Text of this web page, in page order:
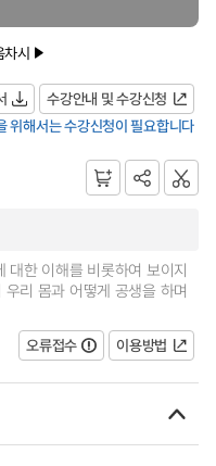
차시
수강안내 및 수강신청
위해서는 수강신청이 필요합니다
대한 이해를 비롯하여 보이지
리 몸과 어떻게 공생을 하며
오류접수
이용방법